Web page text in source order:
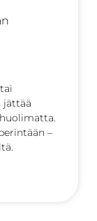
jättää
–